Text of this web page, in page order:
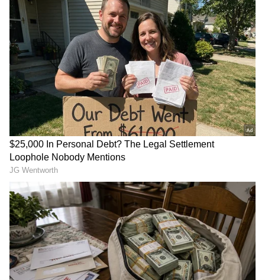
Image Credit : Asianet News
`ఓజీ2` ఉండబోతుందని ఆ మూవీ ఎండ్‌ కార్డ్ లోనే
వెల్లడించారు. కానీ ఇంత త్వరగా ఉంటుందని ఎవరూ
ఊహించలేదు. తాజాగా పవన్‌ కళ్యాణ్‌ `ఓజీ 2`కి గ్రీన్‌
సిగ్నల్‌ ఇచ్చారు. దీన్ని పవన్‌ కళ్యాణ్‌ క్రియేటివ్‌ వర్క్స్ లో
తెరకెక్కించబోతున్నారు. ఈ సినిమా ఎప్పుడుంటుందనేది
ఇప్పుడు ఆసక్తికరంగా మారింది. అయితే తాజాగా ఈ
విషయంపై క్లారిటీ ఇచ్చారు. అదే సమయంలో కన్ఫమ్‌
చేశారు. త్వరలోనే ఈ మూవీ ఉండబోతుందని తెలిపారు.
నువ్వు ఎప్పుడంటే అప్పుడు సినిమా చేద్దామని పవన్‌
కళ్యాణ్‌.. దర్శకుడు సుజీత్‌కి హామీ ఇచ్చాడు.